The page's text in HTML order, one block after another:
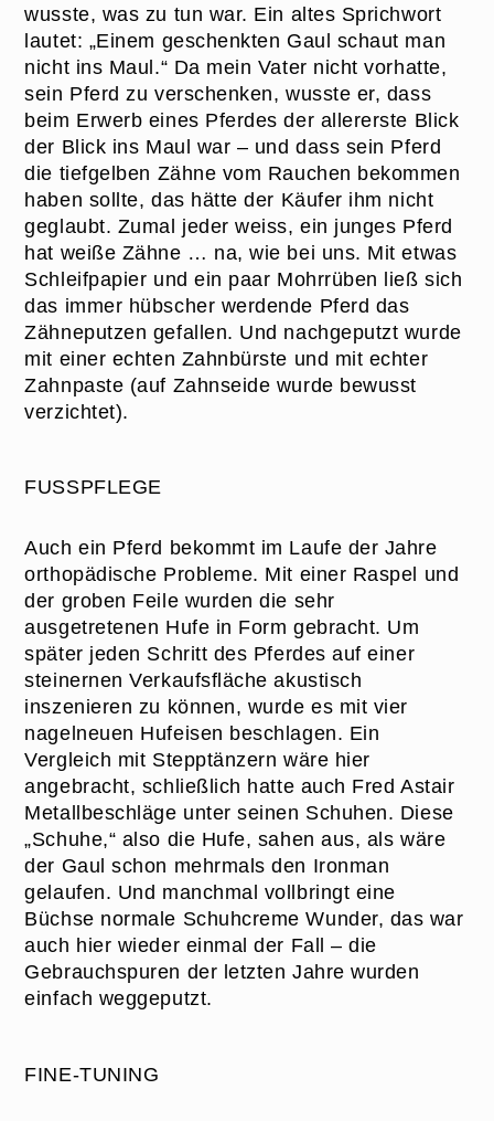
wusste, was zu tun war. Ein altes Sprichwort
lautet: „Einem geschenkten Gaul schaut man
nicht ins Maul.“ Da mein Vater nicht vorhatte,
sein Pferd zu verschenken, wusste er, dass
beim Erwerb eines Pferdes der allererste Blick
der Blick ins Maul war – und dass sein Pferd
die tiefgelben Zähne vom Rauchen bekommen
haben sollte, das hätte der Käufer ihm nicht
geglaubt. Zumal jeder weiss, ein junges Pferd
hat weiße Zähne … na, wie bei uns. Mit etwas
Schleifpapier und ein paar Mohrrüben ließ sich
das immer hübscher werdende Pferd das
Zähneputzen gefallen. Und nachgeputzt wurde
mit einer echten Zahnbürste und mit echter
Zahnpaste (auf Zahnseide wurde bewusst
verzichtet).
FUSSPFLEGE
Auch ein Pferd bekommt im Laufe der Jahre
orthopädische Probleme. Mit einer Raspel und
der groben Feile wurden die sehr
ausgetretenen Hufe in Form gebracht. Um
später jeden Schritt des Pferdes auf einer
steinernen Verkaufsfläche akustisch
inszenieren zu können, wurde es mit vier
nagelneuen Hufeisen beschlagen. Ein
Vergleich mit Stepptänzern wäre hier
angebracht, schließlich hatte auch Fred Astair
Metallbeschläge unter seinen Schuhen. Diese
„Schuhe,“ also die Hufe, sahen aus, als wäre
der Gaul schon mehrmals den Ironman
gelaufen. Und manchmal vollbringt eine
Büchse normale Schuhcreme Wunder, das war
auch hier wieder einmal der Fall – die
Gebrauchspuren der letzten Jahre wurden
einfach weggeputzt.
FINE-TUNING